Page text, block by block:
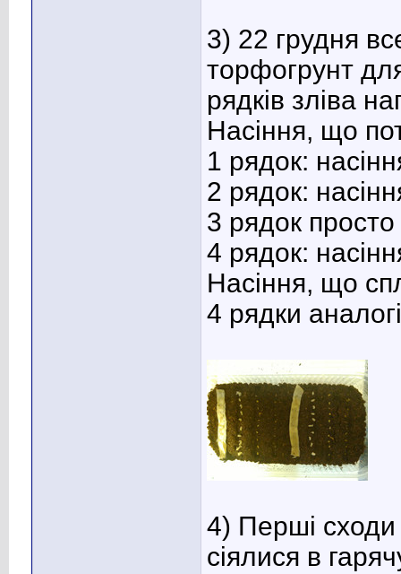
3) 22 грудня
торфогрунт
рядків зліва
Насіння, що
1 рядок:
2 рядок:
3 рядок просто
4 рядок:
Насіння, що
4 рядки
4) Перші сходи
сіялися в